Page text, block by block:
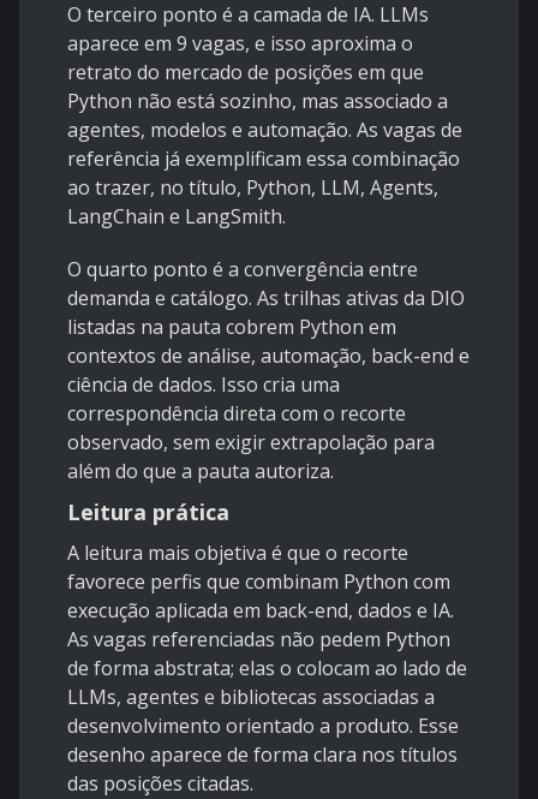
O terceiro ponto é a camada de IA. LLMs
aparece em 9 vagas, e isso aproxima o
retrato do mercado de posições em que
Python não está sozinho, mas associado a
agentes, modelos e automação. As vagas de
referência já exemplificam essa combinação
ao trazer, no título, Python, LLM, Agents,
LangChain e LangSmith.
O quarto ponto é a convergência entre
demanda e catálogo. As trilhas ativas da DIO
listadas na pauta cobrem Python em
contextos de análise, automação, back-end e
ciência de dados. Isso cria uma
correspondência direta com o recorte
observado, sem exigir extrapolação para
além do que a pauta autoriza.
Leitura prática
A leitura mais objetiva é que o recorte
favorece perfis que combinam Python com
execução aplicada em back-end, dados e IA.
As vagas referenciadas não pedem Python
de forma abstrata; elas o colocam ao lado de
LLMs, agentes e bibliotecas associadas a
desenvolvimento orientado a produto. Esse
desenho aparece de forma clara nos títulos
das posições citadas.